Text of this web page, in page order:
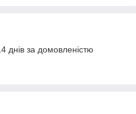
днів за домовленістю